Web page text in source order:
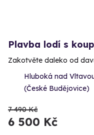
Plavba lodí s
Zakotvěte daleko od
Hluboká nad
(České Budějovice)
7 490 Kč
6 500 Kč